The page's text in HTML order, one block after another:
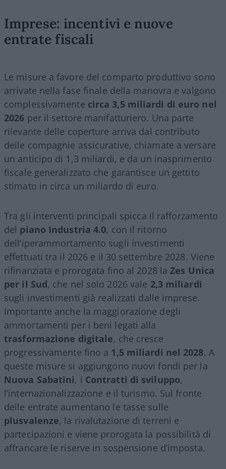
Imprese: incentivi e nuove
entrate fiscali
Le misure a favore del comparto produttivo sono
arrivate nella fase finale della manovra e valgono
complessivamente circa 3,5 miliardi di euro nel
2026 per il settore manifatturiero. Una parte
rilevante delle coperture arriva dal contributo
delle compagnie assicurative, chiamate a versare
un anticipo di 1,3 miliardi, e da un inasprimento
fiscale generalizzato che garantisce un gettito
stimato in circa un miliardo di euro.
Tra gli interventi principali spicca il rafforzamento
del piano Industria 4.0, con il ritorno
dell’iperammortamento sugli investimenti
effettuati tra il 2026 e il 30 settembre 2028. Viene
rifinanziata e prorogata fino al 2028 laZes Unica
per il Sud, che nel solo 2026 vale 2,3 miliardi
sugli investimenti già realizzati dalle imprese.
Importante anche la maggiorazione degli
ammortamenti per i beni legati alla
trasformazione digitale, che cresce
progressivamente fino a 1,5 miliardi nel 2028. A
queste misure si aggiungono nuovi fondi per la
Nuova Sabatini, i Contratti di sviluppo,
l’internazionalizzazione e il turismo. Sul fronte
delle entrate aumentano le tasse sulle
plusvalenze, la rivalutazione di terreni e
partecipazioni e viene prorogata la possibilità di
affrancare le riserve in sospensione d’imposta.